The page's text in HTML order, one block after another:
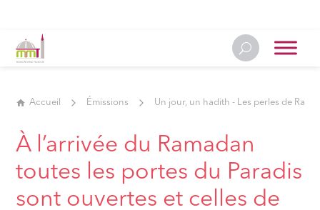
Accueil Émissions Un jour, un hadith - Les perles de
À l’arrivée du Ramadan
toutes les portes du Paradis
sont ouvertes et celles de